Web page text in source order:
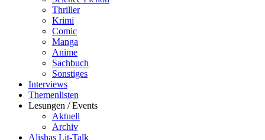
Thriller
Krimi
Comic
Manga
Anime
Sachbuch
Sonstiges
Interviews
Themenlisten
Lesungen / Events
Aktuell
Archiv
Alishas Lit-Talk